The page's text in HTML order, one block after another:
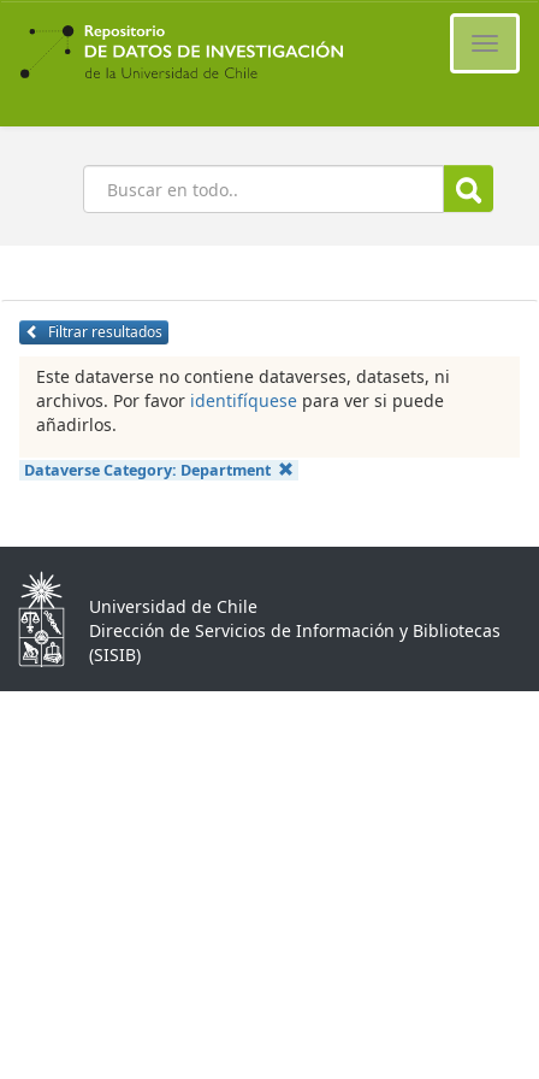
Ir
contenido
principal
Buscar
Filtrar resultados
Este dataverse no contiene dataverses, datasets, ni
archivos. Por favor identifíquese para ver si puede
añadirlos.
Dataverse Category: Department
Universidad de Chile
Dirección de Servicios de Información y Bibliotecas
(SISIB)